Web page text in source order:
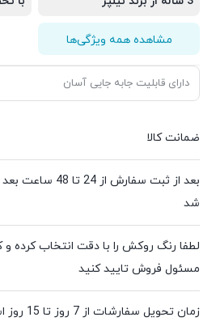
مشاهده همه ویژگی‌ها
دارای قابلیت جابه جایی آسان
ضمانت کالا
بعد از ثبت سفارش
شد
لطفا رنگ روکش را با دقت انتخاب کرده و
مسئول فروش تایید کنید
زمان